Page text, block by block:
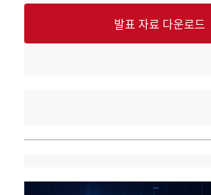
발표 자료 다운로드